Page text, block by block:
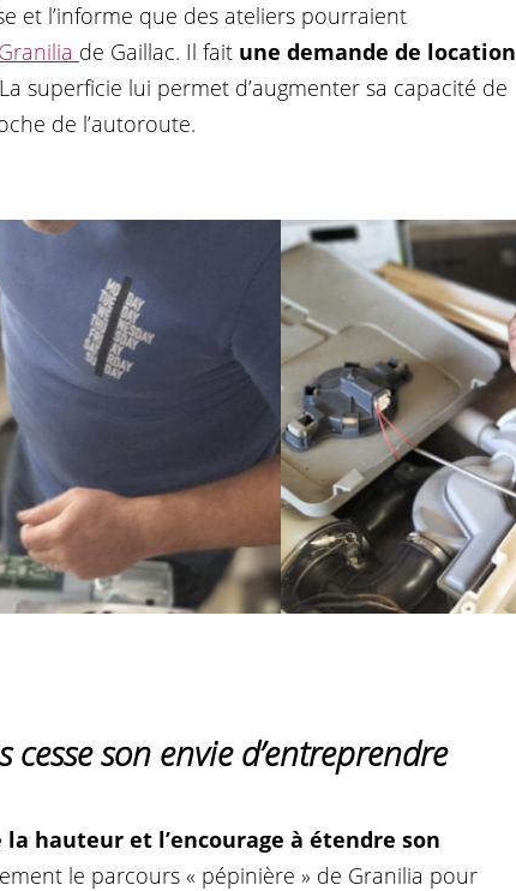
et l’informe que des ateliers pourraient
de Gaillac. Il fait une demande de location
La superficie lui permet d’augmenter sa capacité de
de l’autoroute.
son envie d’entreprendre
la hauteur et l’encourage à étendre son
le parcours « pépinière » de Granilia pour